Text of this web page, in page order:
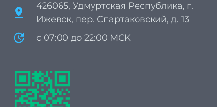
pin_drop
426065, Удмуртская Республика, г.
Ижевск, пер. Спартаковский, д. 13
update с 07:00 до 22:00 MCK